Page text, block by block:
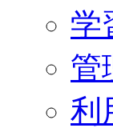
学
管
利